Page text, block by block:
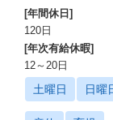
[年間休日]
120日
[年次有給休暇]
12～20日
土曜日 日曜